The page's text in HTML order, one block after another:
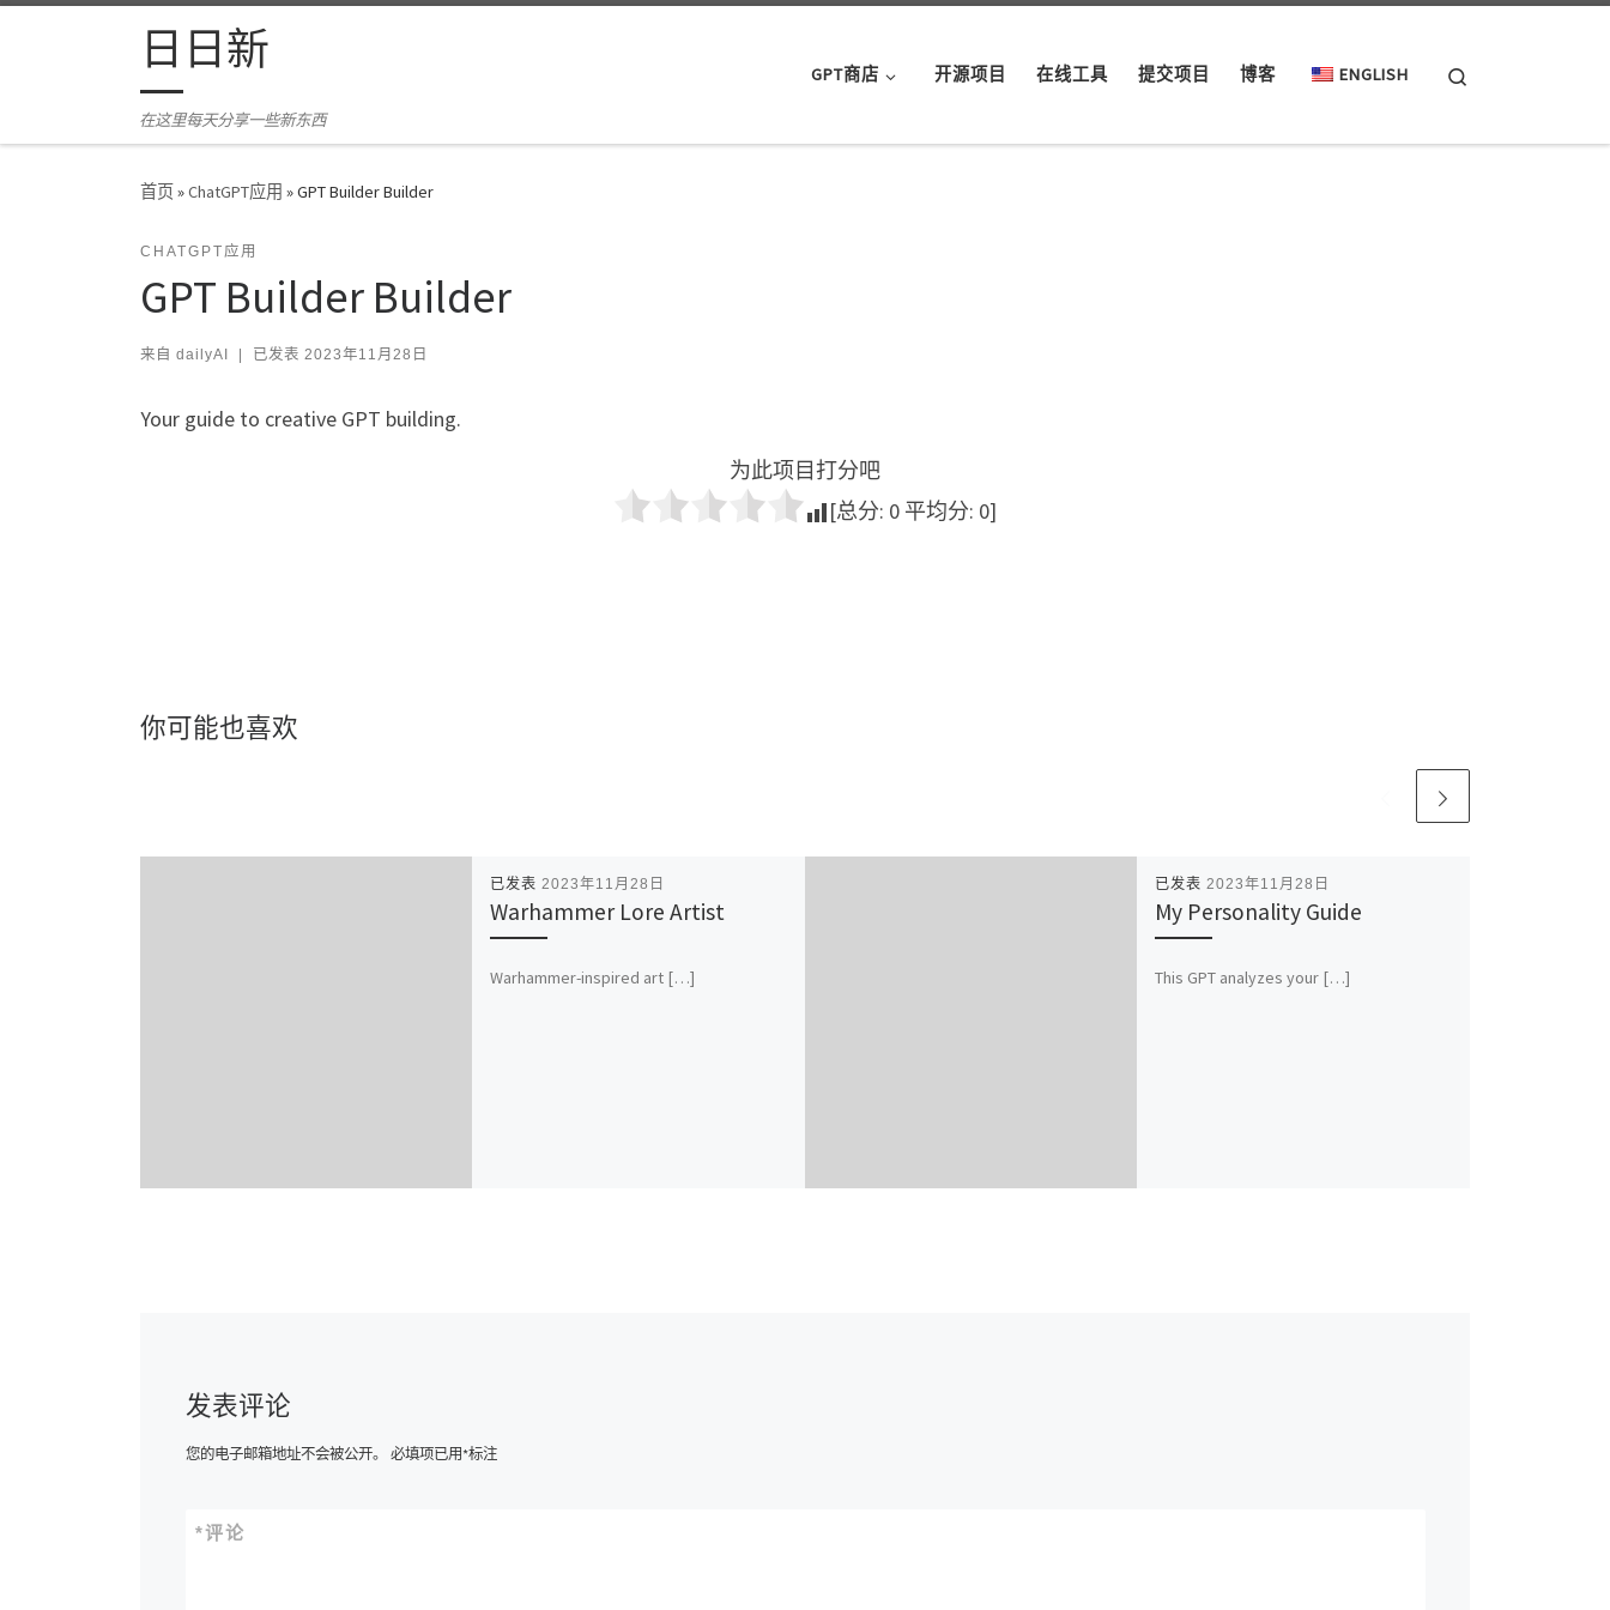
Skip to content日日新
在这里每天分享一些新东西
GPT商店 开源项目 在线工具 提交项目 博客 ENGLISH
首页»ChatGPT应用 »GPT Builder Builder
CHATGPT应用
GPT Builder Builder
来自 dailyAI 已发表 2023年11月28日
Your guide to creative GPT building.
为此项目打分吧
[总分: 0 平均分: 0]
你可能也喜欢
已发表 2023年11月28日
Warhammer Lore Artist
Warhammer-inspired art […]
已发表 2023年11月28日
My Personality Guide
This GPT analyzes your […]
发表评论
您的电子邮箱地址不会被公开。 必填项已用*标注
评论
*